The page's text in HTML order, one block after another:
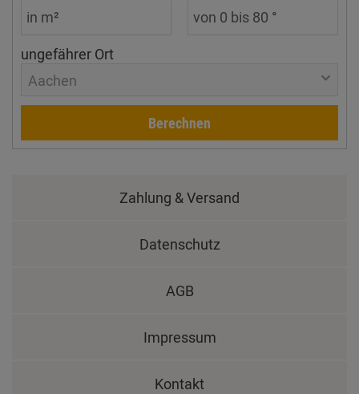
ungefährer Ort
Aachen
Berechnen
Zahlung & Versand
Datenschutz
AGB
Impressum
Kontakt